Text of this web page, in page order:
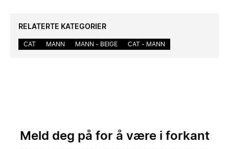
RELATERTE KATEGORIER
CAT MANN MANN - BEIGE CAT - MANN
Meld deg på for å være i forkant